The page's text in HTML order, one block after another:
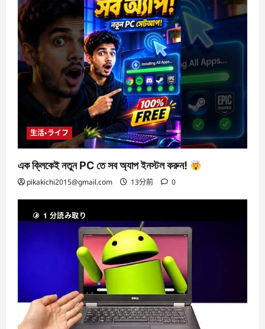
生活・ライフ
এক ক্লিকেই নতুন PC তে সব অ্যাপ ইনস্টল করুন!
pikakichi2015@gmail.com 13分前 0
1 分読み取り